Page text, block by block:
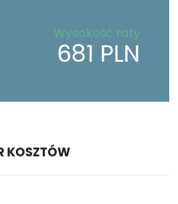
Wysokość raty
681 PLN
KOSZTÓW